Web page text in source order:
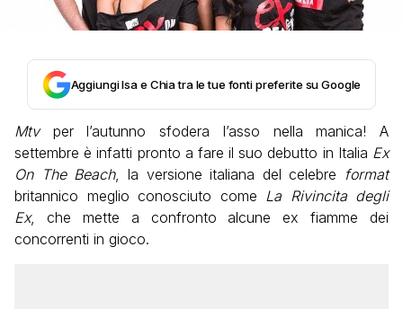
Aggiungi Isa e Chia tra le tue fonti preferite su Google
Mtvper l’autunno sfodera l’asso nella manica! A
settembre è infatti pronto a fare il suo debutto in Italia Ex
On The Beach, la versione italiana del celebre format
britannico meglio conosciuto come La Rivincita degli
Ex, che mette a confronto alcune ex fiamme dei
concorrenti in gioco.